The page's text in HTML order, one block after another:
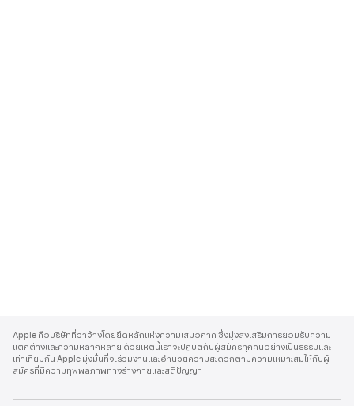
p
p
l
e
o
Apple คือบริษัทที่ว่าจ้างโดยยึดหลักแห่งความเสมอภาค ซึ่งมุ่งส่งเสริมการยอมรับความ
แตกต่างและความหลากหลาย ด้วยเหตุนี้เราจะปฏิบัติกับผู้สมัครทุกคนอย่างเป็นธรรมและ
เท่าเทียมกัน Apple มุ่งมั่นที่จะร่วมงานและอำนวยความสะดวกตามความเหมาะสมให้กับผู้
สมัครที่มีความทุพพลภาพทางร่างกายและสติปัญญา